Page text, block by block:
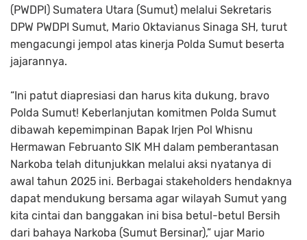
(PWDPI) Sumatera Utara (Sumut) melalui Sekretaris
DPW PWDPI Sumut, Mario Oktavianus Sinaga SH, turut
mengacungi jempol atas kinerja Polda Sumut beserta
jajarannya.
“Ini patut diapresiasi dan harus kita dukung, bravo
Polda Sumut! Keberlanjutan komitmen Polda Sumut
dibawah kepemimpinan Bapak Irjen Pol Whisnu
Hermawan Februanto SIK MH dalam pemberantasan
Narkoba telah ditunjukkan melalui aksi nyatanya di
awal tahun 2025 ini. Berbagai stakeholders hendaknya
dapat mendukung bersama agar wilayah Sumut yang
kita cintai dan banggakan ini bisa betul-betul Bersih
dari bahaya Narkoba (Sumut Bersinar),” ujar Mario